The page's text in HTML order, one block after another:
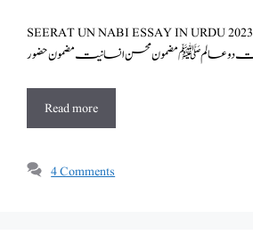
SEERAT UN NABI ESSAY IN URDU 2023 رحمت للعالمین ﷺ
Read more
4 Comments